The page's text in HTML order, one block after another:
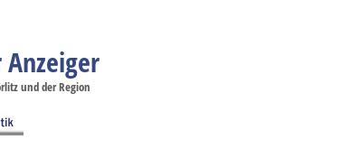
und der Region